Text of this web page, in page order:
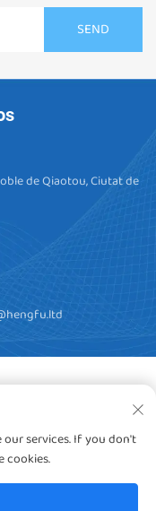
de Qiaotou, Ciutat de
Products Co., Ltd.
our services. If you don't
cookies.